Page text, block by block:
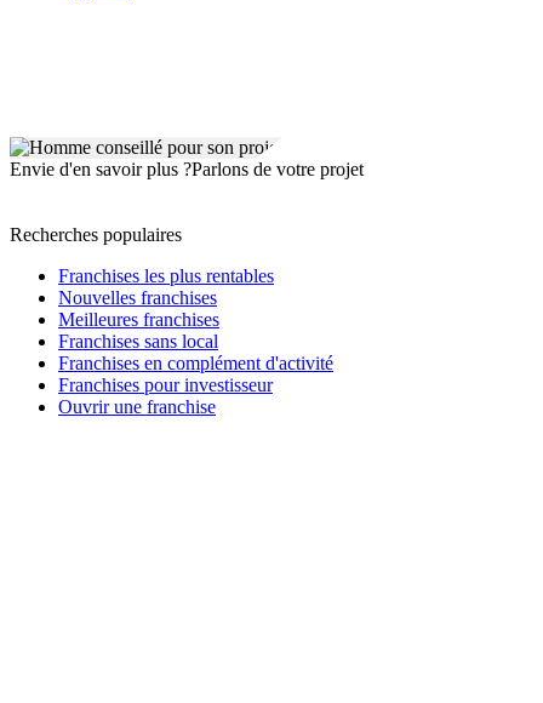
Envie d'en savoir plus ?Parlons de votre projet
Recherches populaires
Franchises les plus rentables
Nouvelles franchises
Meilleures franchises
Franchises sans local
Franchises en complément d'activité
Franchises pour investisseur
Ouvrir une franchise